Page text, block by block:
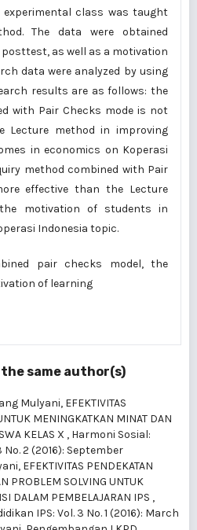
experimental class was taught
The data were obtained
as well as a motivation
data were analyzed by using
results are as follows: the
with Pair Checks mode is not
Lecture method in improving
in economics on Koperasi
method combined with Pair
effective than the Lecture
motivation of students in
Indonesia topic.
pair checks model, the
of learning
same author(s)
Mulyani, EFEKTIVITAS
MENINGKATKAN MINAT DAN
KELAS X , Harmoni Sosial:
2 (2016): September
EFEKTIVITAS PENDEKATAN
PROBLEM SOLVING UNTUK
DALAM PEMBELAJARAN IPS ,
IPS: Vol. 3 No. 1 (2016): March